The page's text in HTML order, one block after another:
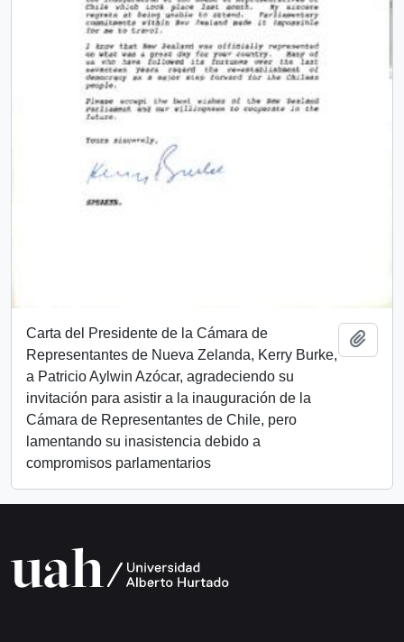
Carta del Presidente de la Cámara de
Representantes de Nueva Zelanda, Kerry Burke,
a Patricio Aylwin Azócar, agradeciendo su
invitación para asistir a la inauguración de la
Cámara de Representantes de Chile, pero
lamentando su inasistencia debido a
compromisos parlamentarios